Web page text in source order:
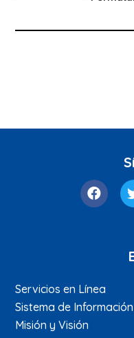
Servicios en Línea
Sistema de
Misión y Visión